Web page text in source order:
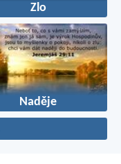
Zlo
Naděje